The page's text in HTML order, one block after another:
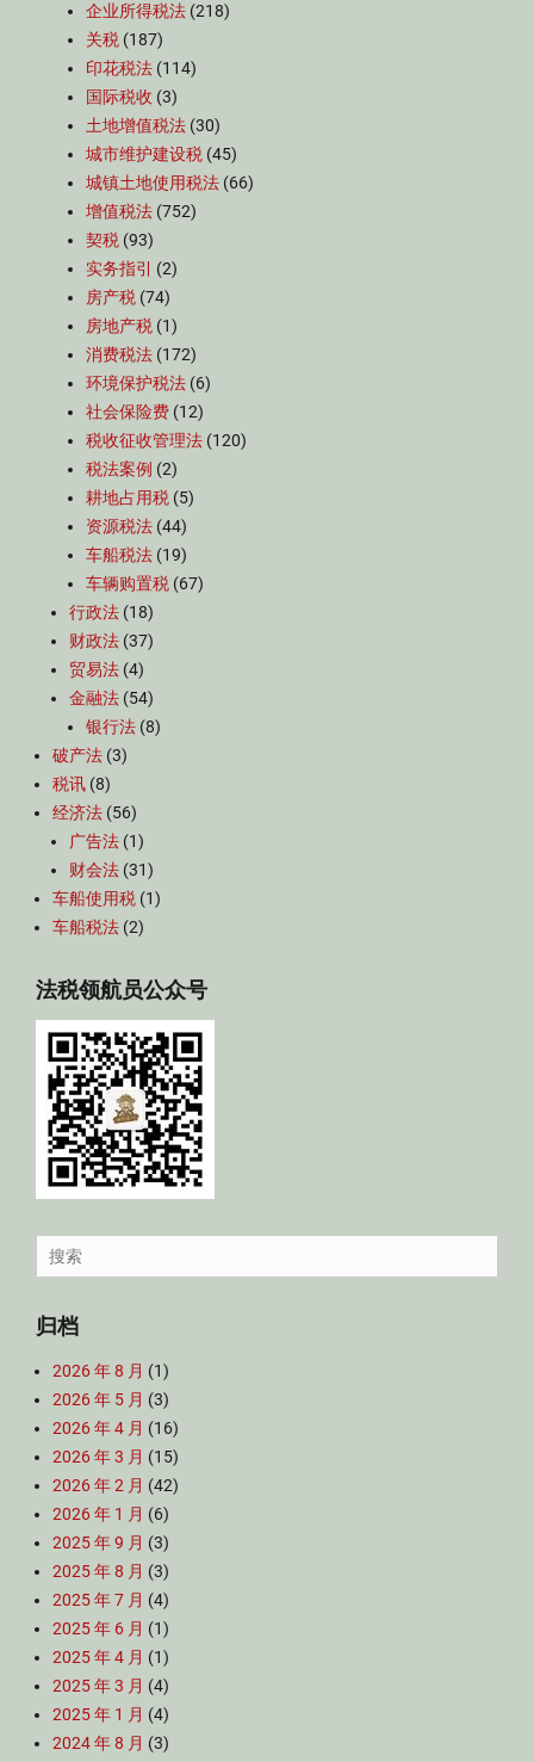
企业所得税法 (218)
关税 (187)
印花税法 (114)
国际税收 (3)
土地增值税法 (30)
城市维护建设税 (45)
城镇土地使用税法 (66)
增值税法 (752)
契税 (93)
实务指引
(2)
房产税 (74)
房地产税 (1)
消费税法 (172)
环境保护税法 (6)
社会保险费 (12)
税收征收管理法 (120)
税法案例 (2)
耕地占用税 (5)
资源税法 (44)
车船税法 (19)
车辆购置税 (67)
行政法 (18)
财政法 (37)
贸易法 (4)
金融法 (54)
银行法 (8)
破产法 (3)
税讯 (8)
经济法 (56)
广告法 (1)
财会法 (31)
车船使用税 (1)
车船税法 (2)
法税领航员公众号
Search
for:
归档
2026 年 8 月 (1)
2026 年 5 月 (3)
2026 年 4 月 (16)
2026 年 3 月 (15)
2026 年 2 月 (42)
2026 年 1 月 (6)
2025 年 9 月 (3)
2025 年 8 月 (3)
2025 年 7 月 (4)
2025 年 6 月 (1)
2025 年 4 月 (1)
2025 年 3 月 (4)
2025 年 1 月 (4)
2024 年 8 月 (3)